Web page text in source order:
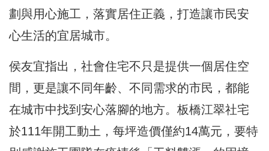
劃與用心施工，落實居住正義， 打造讓市民安
心生活的宜居城市。
侯友宜指出，社會住宅不只是提供一個居住空
間，更是讓不同年齡、不同需求的市民，都能
在城市中找到安心落腳的地方。板橋江翠社宅
於111年開工動土，每坪造價僅約14萬元，要特